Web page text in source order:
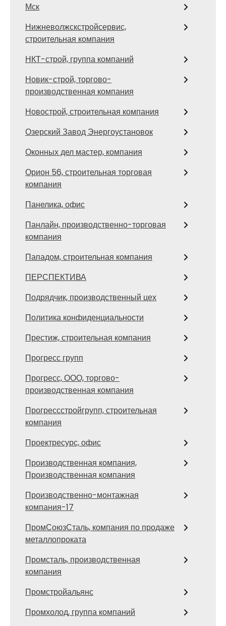
Мск
Нижневолжскстройсервис,
строительная компания
НКТ-строй, группа компаний
Новик-строй, торгово-
производственная компания
Новострой, строительная компания
Озерский Завод Энергоустановок
Оконных дел мастер, компания
Орион 56, строительная торговая
компания
Панелика, офис
Панлайн, производственно-торговая
компания
Пападом, строительная компания
ПЕРСПЕКТИВА
Подрядчик, производственный цех
Политика конфиденциальности
Престиж, строительная компания
Прогресс групп
Прогресс, ООО, торгово-
производственная компания
Прогрессстройгрупп, строительная
компания
Проектресурс, офис
Производственная компания,
Производственная компания
Производственно-монтажная
компания-17
ПромСоюзСталь, компания по продаже
металлопроката
Промсталь, производственная
компания
Промстройальянс
Промхолод, группа компаний